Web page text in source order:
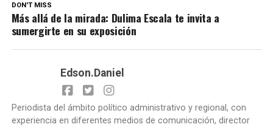
DON'T MISS
Más allá de la mirada: Dulima Escala te invita a
sumergirte en su exposición
Edson.Daniel
Periodista del ámbito político administrativo y regional, con
experiencia en diferentes medios de comunicación, director